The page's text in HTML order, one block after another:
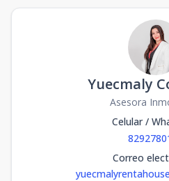
Yuecmaly
Asesora
Celular /
Correo